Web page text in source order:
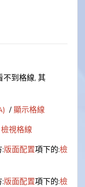
到格線, 其
/顯示格線
檢視格線
版面配置項下的:檢
版面配置項下的:檢